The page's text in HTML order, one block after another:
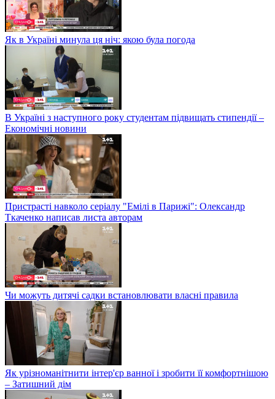
Як в Україні минула ця ніч: якою була погода
В Україні з наступного року студентам підвищать стипендії –
Економічні новини
Пристрасті навколо серіалу "Емілі в Парижі": Олександр
Ткаченко написав листа авторам
Чи можуть дитячі садки встановлювати власні правила
Як урізноманітнити інтер'єр ванної і зробити її комфортнішою
– Затишний дім